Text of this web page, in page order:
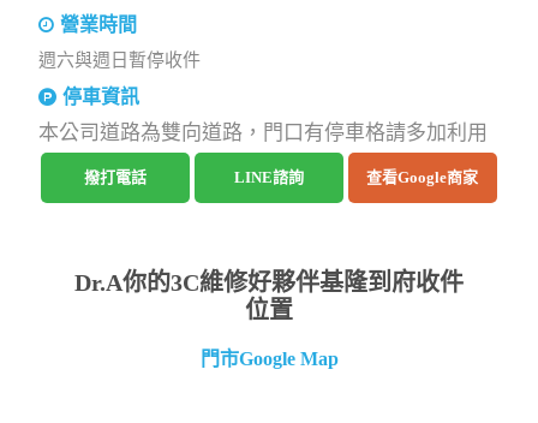
營業時間
週六與週日暫停收件
停車資訊
本公司道路為雙向道路，門口有停車格請多加利用
撥打電話 LINE諮詢 查看Google商家
Dr.A你的3C維修好夥伴基隆到府收件
位置
門市Google Map